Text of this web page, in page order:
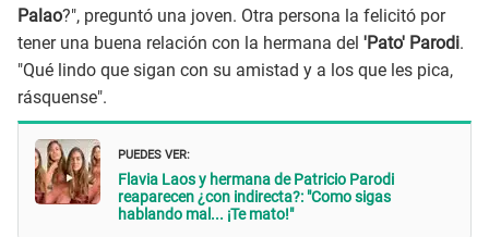
Palao?", preguntó una joven. Otra persona la felicitó por
tener una buena relación con la hermana del 'Pato' Parodi.
"Qué lindo que sigan con su amistad y a los que les pica,
rásquense".
PUEDES VER:
Flavia Laos y hermana de Patricio Parodi
reaparecen ¿con indirecta?: "Como sigas
hablando mal... ¡Te mato!"